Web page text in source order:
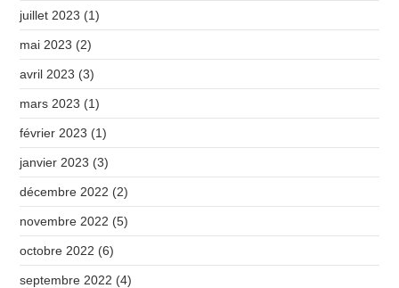
juillet 2023 (1)
mai 2023 (2)
avril 2023 (3)
mars 2023 (1)
février 2023 (1)
janvier 2023 (3)
décembre 2022 (2)
novembre 2022 (5)
octobre 2022 (6)
septembre 2022 (4)